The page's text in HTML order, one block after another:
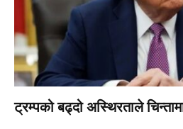
ट्रम्पको बढ्दो अस्थिरताले